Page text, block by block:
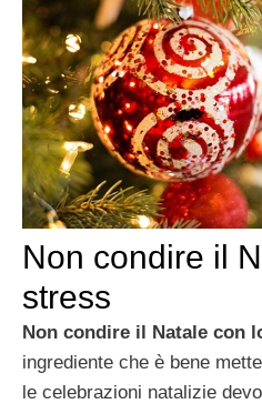
Non condire il
stress
Non condire il Natale con
ingrediente che è bene
le celebrazioni natalizie